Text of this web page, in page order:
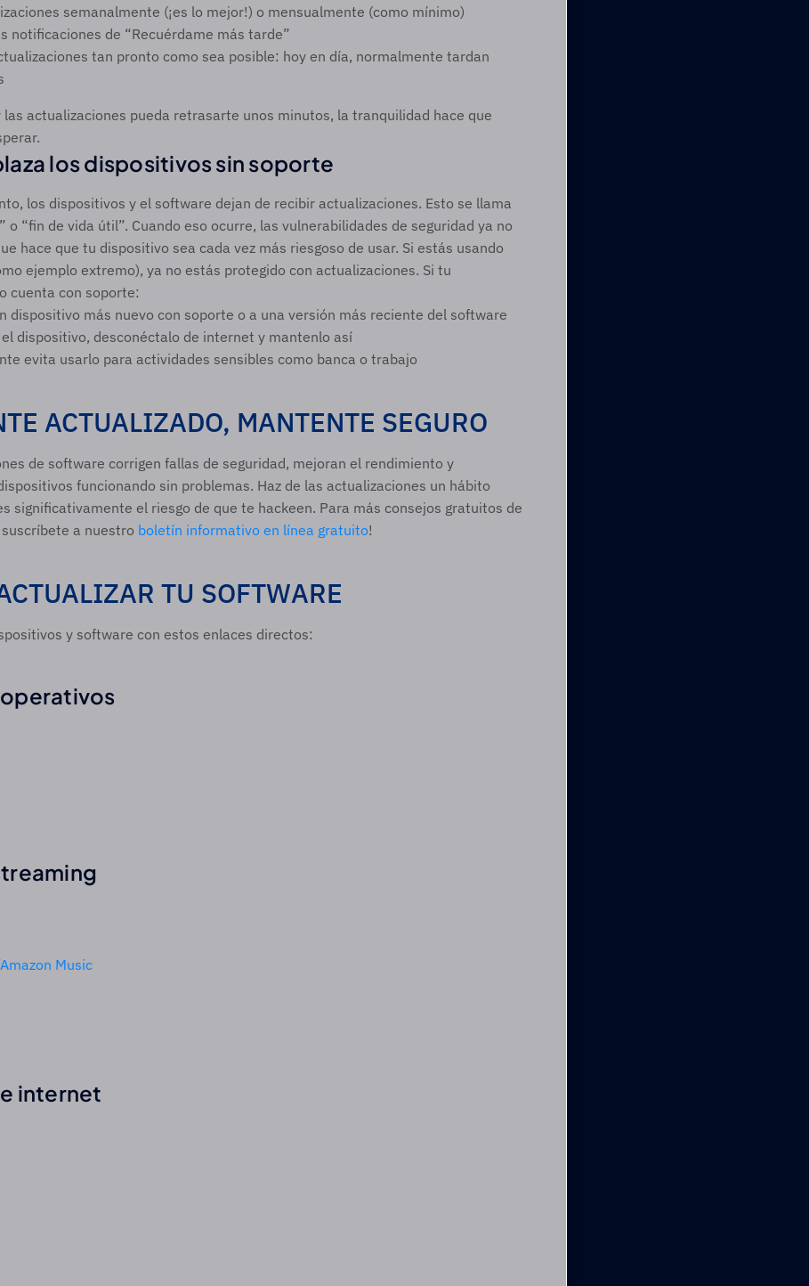
semanalmente (¡es lo mejor!) o mensualmente (como mínimo)
notificaciones de “Recuérdame más tarde”
tan pronto como sea posible: hoy en día, normalmente tardan
actualizaciones pueda retrasarte unos minutos, la tranquilidad hace que
los dispositivos sin soporte
los dispositivos y el software dejan de recibir actualizaciones. Esto se llama
o “fin de vida útil”. Cuando eso ocurre, las vulnerabilidades de seguridad ya no
hace que tu dispositivo sea cada vez más riesgoso de usar. Si estás usando
ejemplo extremo), ya no estás protegido con actualizaciones. Si tu
cuenta con soporte:
dispositivo más nuevo con soporte o a una versión más reciente del software
el dispositivo, desconéctalo de internet y mantenlo así
evita usarlo para actividades sensibles como banca o trabajo
ACTUALIZADO, MANTENTE SEGURO
de software corrigen fallas de seguridad, mejoran el rendimiento y
funcionando sin problemas. Haz de las actualizaciones un hábito
significativamente el riesgo de que te hackeen. Para más consejos gratuitos de
a nuestro boletín informativo en línea gratuito!
TU SOFTWARE
y software con estos enlaces directos:
Music
internet